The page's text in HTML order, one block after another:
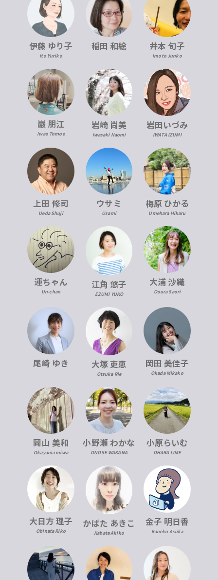
伊藤 ゆり子
Ito Yuriko
稲田 和絵 井本 旬子
Imoto Junko
巖 朋江
Iwao Tomoe
岩崎 尚美
Iwasaki Naomi
岩田いづみ
IWATA IZUMI
上田 修司
Ueda Shuji
ウサミ
Usami
梅原 ひかる
Umehara Hikaru
運ちゃん
Un-chan
江角 悠子
EZUMI YUKO
大浦 沙織
Ooura Saori
尾崎 ゆき 大塚 吏恵
Otsuka Rie
岡田 美佳子
Okada Mikako
岡山 美和
Okayama miwa
小野瀬 わかな
ONOSE WAKANA
小原らいむ
OHARA LIME
大日方 理子
Obinata Riko
かばた あきこ
Kabata Akiko
金子 明日香
Kaneko Asuka